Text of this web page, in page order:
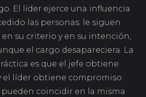
El líder ejerce una influencia
las personas: le siguen
su criterio y en su intención,
el cargo desapareciera. La
es que el jefe obtiene
líder obtiene compromiso.
coincidir en la misma